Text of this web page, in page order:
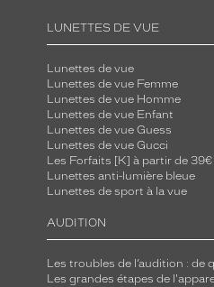
LUNETTES DE VUE
Lunettes de vue
Lunettes de vue Femme
Lunettes de vue Homme
Lunettes de vue Enfant
Lunettes de vue Guess
Lunettes de vue Gucci
Les Forfaits [K] à partir de
Lunettes anti-lumière bleue
Lunettes de sport à la vue
AUDITION
Les troubles de l’audition : de
Les grandes étapes de